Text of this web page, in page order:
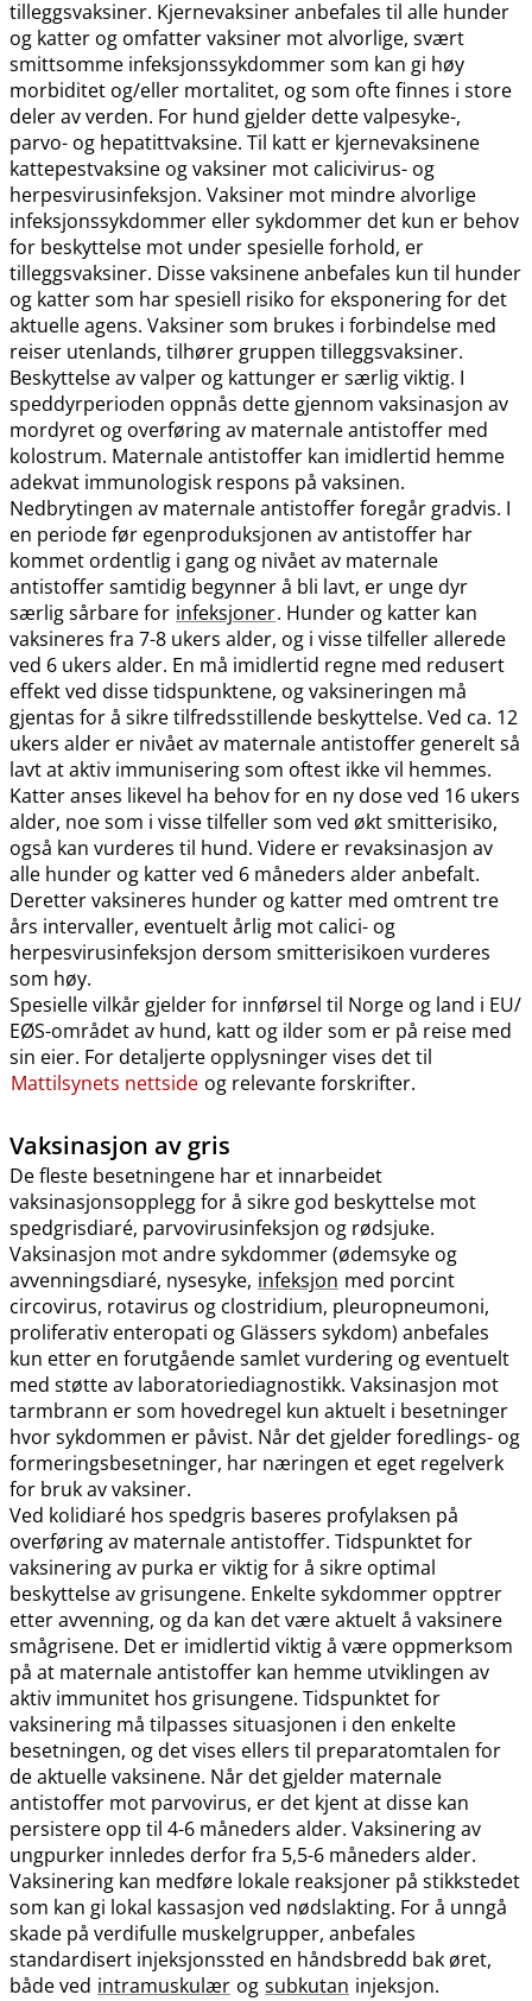
tilleggsvaksiner. Kjernevaksiner anbefales til alle hunder
og katter og omfatter vaksiner mot alvorlige, svært
smittsomme infeksjonssykdommer som kan gi høy
morbiditet og​/​eller mortalitet, og som ofte finnes i store
deler av verden. For hund gjelder dette valpesyke-,
parvo- og hepatittvaksine. Til katt er kjernevaksinene
kattepestvaksine og vaksiner mot calicivirus- og
herpesvirusinfeksjon. Vaksiner mot mindre alvorlige
infeksjonssykdommer eller sykdommer det kun er behov
for beskyttelse mot under spesielle forhold, er
tilleggsvaksiner. Disse vaksinene anbefales kun til hunder
og katter som har spesiell risiko for eksponering for det
aktuelle agens. Vaksiner som brukes i forbindelse med
reiser utenlands, tilhører gruppen tilleggsvaksiner.
Beskyttelse av valper og kattunger er særlig viktig. I
speddyrperioden oppnås dette gjennom vaksinasjon av
mordyret og overføring av maternale antistoffer med
kolostrum. Maternale antistoffer kan imidlertid hemme
adekvat immunologisk respons på vaksinen.
Nedbrytingen av maternale antistoffer foregår gradvis. I
en periode før egenproduksjonen av antistoffer har
kommet ordentlig i gang og nivået av maternale
antistoffer samtidig begynner å bli lavt, er unge dyr
særlig sårbare for infeksjoner. Hunder og katter kan
vaksineres fra 7-8 ukers alder, og i visse tilfeller allerede
ved 6 ukers alder. En må imidlertid regne med redusert
effekt ved disse tidspunktene, og vaksineringen må
gjentas for å sikre tilfredsstillende beskyttelse. Ved ca. 12
ukers alder er nivået av maternale antistoffer generelt så
lavt at aktiv immunisering som oftest ikke vil hemmes.
Katter anses likevel ha behov for en ny dose ved 16 ukers
alder, noe som i visse tilfeller som ved økt smitterisiko,
også kan vurderes til hund. Videre er revaksinasjon av
alle hunder og katter ved 6 måneders alder anbefalt.
Deretter vaksineres hunder og katter med omtrent tre
års intervaller, eventuelt årlig mot calici- og
herpesvirusinfeksjon dersom smitterisikoen vurderes
som høy.
Spesielle vilkår gjelder for innførsel til Norge og land i EU​/​
EØS-området av hund, katt og ilder som er på reise med
sin eier. For detaljerte opplysninger vises det til
Mattilsynets nettside og relevante forskrifter.
Vaksinasjon av gris
De fleste besetningene har et innarbeidet
vaksinasjonsopplegg for å sikre god beskyttelse mot
spedgrisdiaré, parvovirusinfeksjon og rødsjuke.
Vaksinasjon mot andre sykdommer (ødemsyke og
avvenningsdiaré, nysesyke, infeksjon med porcint
circovirus, rotavirus og clostridium, pleuropneumoni,
proliferativ enteropati og Glässers sykdom) anbefales
kun etter en forutgående samlet vurdering og eventuelt
med støtte av laboratoriediagnostikk. Vaksinasjon mot
tarmbrann er som hovedregel kun aktuelt i besetninger
hvor sykdommen er påvist. Når det gjelder foredlings- og
formeringsbesetninger, har næringen et eget regelverk
for bruk av vaksiner.
Ved kolidiaré hos spedgris baseres profylaksen på
overføring av maternale antistoffer. Tidspunktet for
vaksinering av purka er viktig for å sikre optimal
beskyttelse av grisungene. Enkelte sykdommer opptrer
etter avvenning, og da kan det være aktuelt å vaksinere
smågrisene. Det er imidlertid viktig å være oppmerksom
på at maternale antistoffer kan hemme utviklingen av
aktiv immunitet hos grisungene. Tidspunktet for
vaksinering må tilpasses situasjonen i den enkelte
besetningen, og det vises ellers til preparatomtalen for
de aktuelle vaksinene. Når det gjelder maternale
antistoffer mot parvovirus, er det kjent at disse kan
persistere opp til 4-6 måneders alder. Vaksinering av
ungpurker innledes derfor fra 5,5-6 måneders alder.
Vaksinering kan medføre lokale reaksjoner på stikkstedet
som kan gi lokal kassasjon ved nødslakting. For å unngå
skade på verdifulle muskelgrupper, anbefales
standardisert injeksjonssted en håndsbredd bak øret,
både ved intramuskulær og subkutan injeksjon.